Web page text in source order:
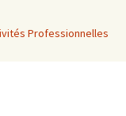
Professionnelles